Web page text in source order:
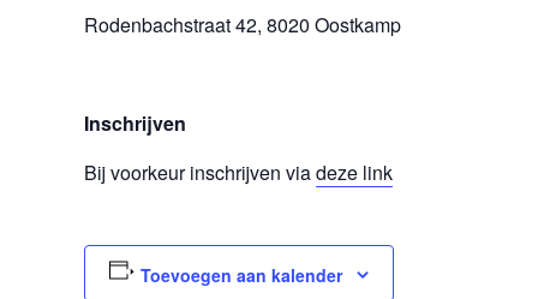
Rodenbachstraat 42, 8020 Oostkamp
Inschrijven
Bij voorkeur inschrijven viadeze link
Toevoegen aan kalender